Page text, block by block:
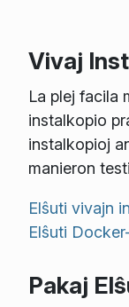
Vivaj
La plej facila
instalkopio
instalkopioj
manieron
Elŝuti vivajn
Elŝuti
Pakaj